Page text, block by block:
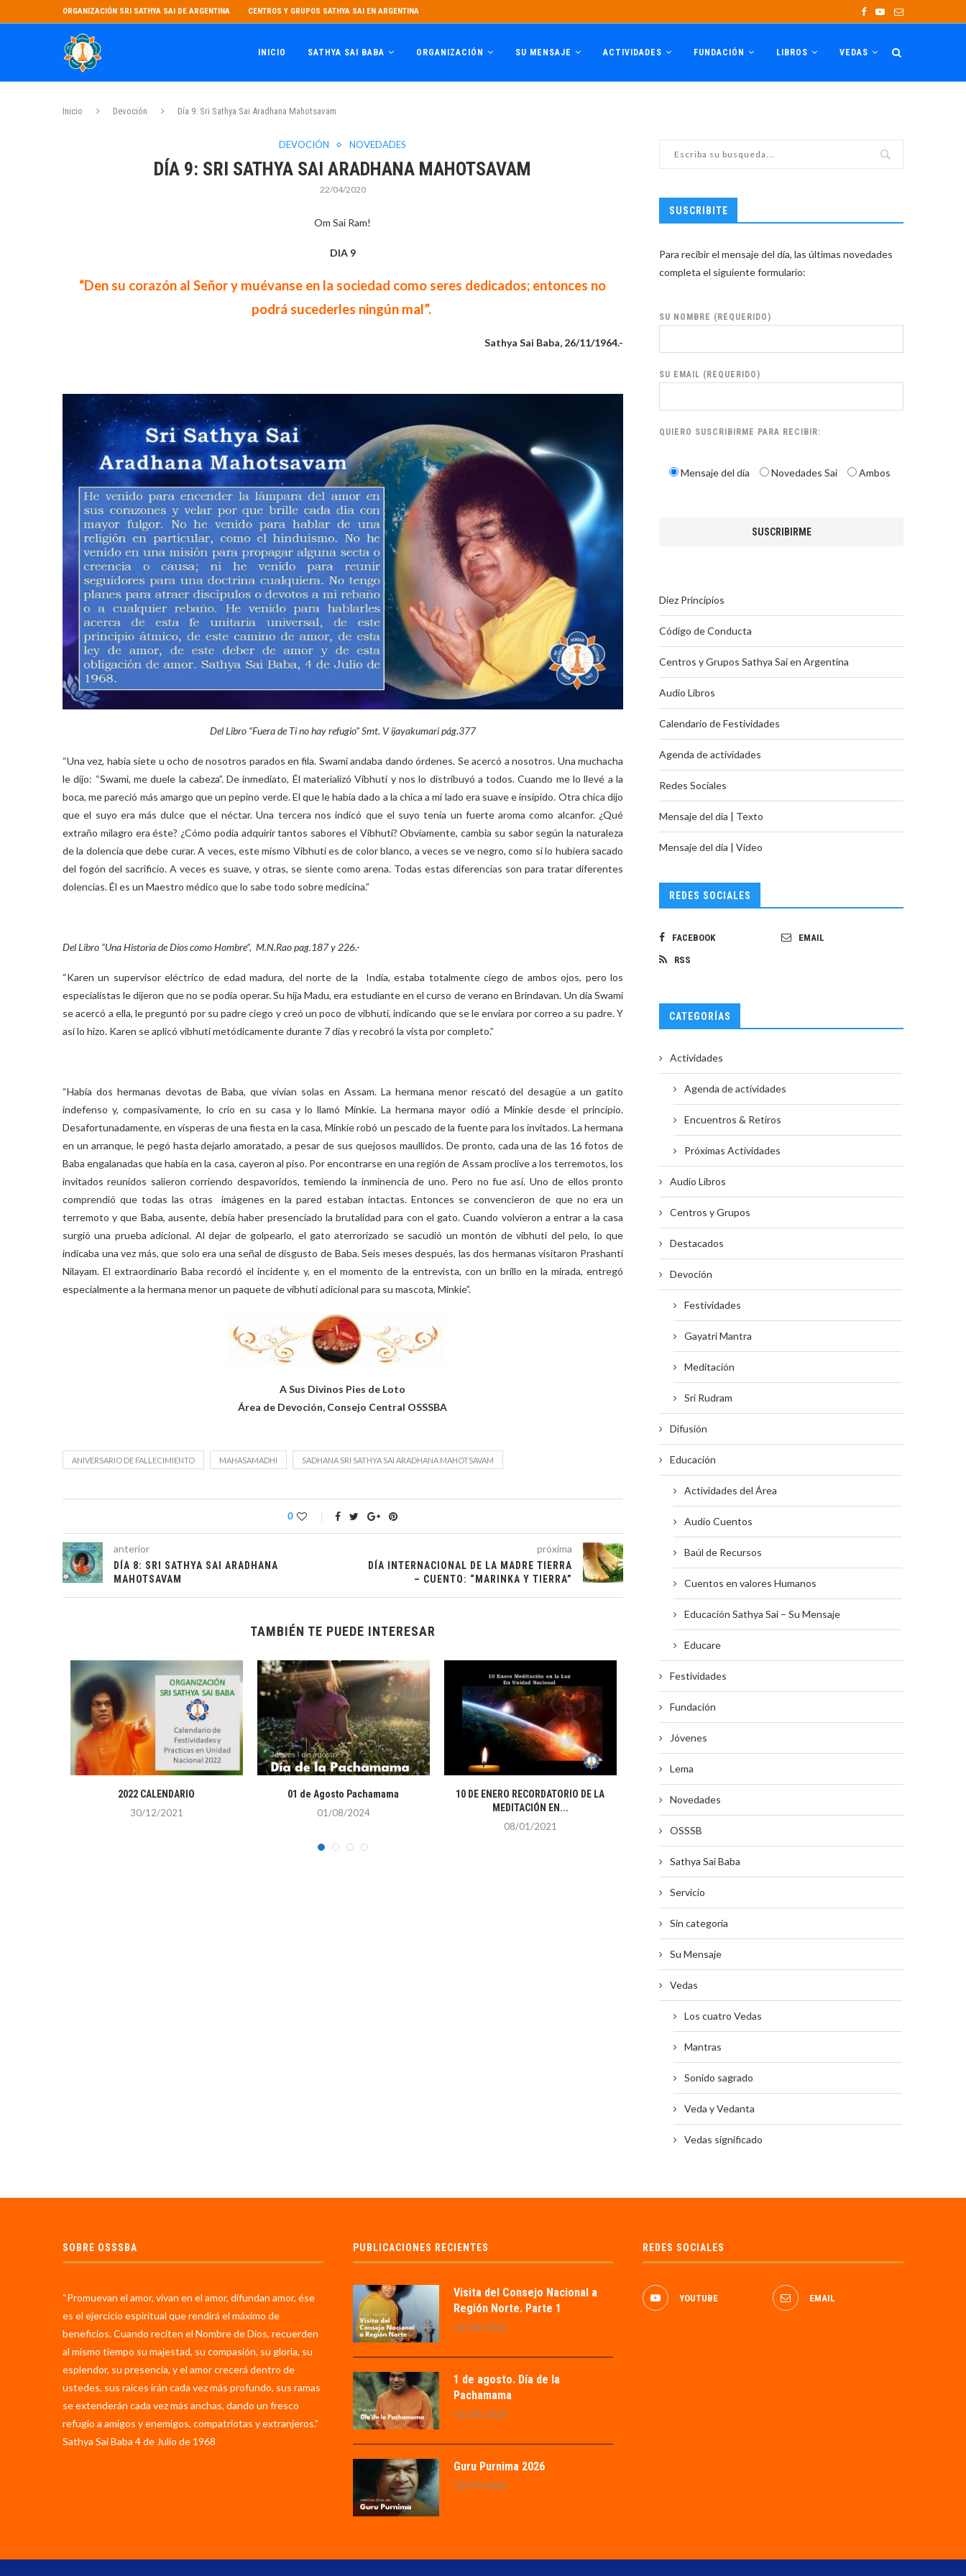
ORGANIZACIÓN SRI SATHYA SAI DE ARGENTINA CENTROS Y GRUPOS SATHYA SAI EN ARGENTINA
INICIO SATHYA SAI BABA ORGANIZACIÓN SU MENSAJE ACTIVIDADES FUNDACIÓN LIBROS VEDAS
Inicio Devoción Día 9: Sri Sathya Sai Aradhana Mahotsavam
DEVOCIÓN NOVEDADES
DÍA 9: SRI SATHYA SAI ARADHANA MAHOTSAVAM
22/04/2020
Om Sai Ram!
DIA 9
“Den su corazón al Señor y muévanse en la sociedad como seres dedicados; entonces no
podrá sucederles ningún mal”.
Sathya Sai Baba, 26/11/1964.-
Del Libro “Fuera de Ti no hay refugio” Smt. V ijayakumari pág.377
“Una vez, había siete u ocho de nosotros parados en fila. Swami andaba dando órdenes. Se acercó a nosotros. Una muchacha
le dijo: “Swami, me duele la cabeza”. De inmediato, Él materializó Vibhuti y nos lo distribuyó a todos. Cuando me lo llevé a la
boca, me pareció más amargo que un pepino verde. El que le había dado a la chica a mi lado era suave e insípido. Otra chica dijo
que el suyo era más dulce que el néctar. Una tercera nos indicó que el suyo tenía un fuerte aroma como alcanfor. ¿Qué
extraño milagro era éste? ¿Cómo podía adquirir tantos sabores el Vibhuti? Obviamente, cambia su sabor según la naturaleza
de la dolencia que debe curar. A veces, este mismo Vibhuti es de color blanco, a veces se ve negro, como si lo hubiera sacado
del fogón del sacrificio. A veces es suave, y otras, se siente como arena. Todas estas diferencias son para tratar diferentes
dolencias. Él es un Maestro médico que lo sabe todo sobre medicina.”
Del Libro “Una Historia de Dios como Hombre”, M.N.Rao pag.187 y 226.-
“Karen un supervisor eléctrico de edad madura, del norte de la India, estaba totalmente ciego de ambos ojos, pero los
especialistas le dijeron que no se podía operar. Su hija Madu, era estudiante en el curso de verano en Brindavan. Un día Swami
se acercó a ella, le preguntó por su padre ciego y creó un poco de vibhuti, indicando que se le enviara por correo a su padre. Y
así lo hizo. Karen se aplicó vibhuti metódicamente durante 7 días y recobró la vista por completo.”
“Había dos hermanas devotas de Baba, que vivían solas en Assam. La hermana menor rescató del desagüe a un gatito
indefenso y, compasivamente, lo crío en su casa y lo llamó Minkie. La hermana mayor odió a Minkie desde el principio.
Desafortunadamente, en vísperas de una fiesta en la casa, Minkie robó un pescado de la fuente para los invitados. La hermana
en un arranque, le pegó hasta dejarlo amoratado, a pesar de sus quejosos maullidos. De pronto, cada una de las 16 fotos de
Baba engalanadas que había en la casa, cayeron al piso. Por encontrarse en una región de Assam proclive a los terremotos, los
invitados reunidos salieron corriendo despavoridos, temiendo la inminencia de uno. Pero no fue así. Uno de ellos pronto
comprendió que todas las otras imágenes en la pared estaban intactas. Entonces se convencieron de que no era un
terremoto y que Baba, ausente, debía haber presenciado la brutalidad para con el gato. Cuando volvieron a entrar a la casa
surgió una prueba adicional. Al dejar de golpearlo, el gato aterrorizado se sacudió un montón de vibhuti del pelo, lo que
indicaba una vez más, que solo era una señal de disgusto de Baba. Seis meses después, las dos hermanas visitaron Prashanti
Nilayam. El extraordinario Baba recordó el incidente y, en el momento de la entrevista, con un brillo en la mirada, entregó
especialmente a la hermana menor un paquete de vibhuti adicional para su mascota, Minkie”.
A Sus Divinos Pies de Loto
Área de Devoción, Consejo Central OSSSBA
ANIVERSARIO DE FALLECIMIENTO MAHASAMADHI SADHANA SRI SATHYA SAI ARADHANA MAHOTSAVAM
0
anterior
DÍA 8: SRI SATHYA SAI ARADHANA
MAHOTSAVAM
próxima
DÍA INTERNACIONAL DE LA MADRE TIERRA
– CUENTO: “MARINKA Y TIERRA”
TAMBIÉN TE PUEDE INTERESAR
2022 CALENDARIO
30/12/2021
01 de Agosto Pachamama
01/08/2024
10 DE ENERO RECORDATORIO DE LA
MEDITACIÓN EN...
08/01/2021
07 de Septiembre ROSH HASHANA
04/09/2021
26/07/2019
SUSCRIBITE
Para recibir el mensaje del día, las últimas novedades
completa el siguiente formulario:
SU NOMBRE (REQUERIDO)
SU EMAIL (REQUERIDO)
QUIERO SUSCRIBIRME PARA RECIBIR:
Mensaje del día Novedades Sai Ambos
Diez Principios
Código de Conducta
Centros y Grupos Sathya Sai en Argentina
Audio Libros
Calendario de Festividades
Agenda de actividades
Redes Sociales
Mensaje del día | Texto
Mensaje del día | Video
REDES SOCIALES
FACEBOOK EMAIL
RSS
CATEGORÍAS
Actividades
Agenda de actividades
Encuentros & Retiros
Próximas Actividades
Audio Libros
Centros y Grupos
Destacados
Devoción
Festividades
Gayatri Mantra
Meditación
Sri Rudram
Difusión
Educación
Actividades del Área
Audio Cuentos
Baúl de Recursos
Cuentos en valores Humanos
Educación Sathya Sai – Su Mensaje
Educare
Festividades
Fundación
Jóvenes
Lema
Novedades
OSSSB
Sathya Sai Baba
Servicio
Sin categoría
Su Mensaje
Vedas
Los cuatro Vedas
Mantras
Sonido sagrado
Veda y Vedanta
Vedas significado
SOBRE OSSSBA
“Promuevan el amor, vivan en el amor, difundan amor, ése
es el ejercicio espiritual que rendirá el máximo de
beneficios. Cuando reciten el Nombre de Dios, recuerden
al mismo tiempo su majestad, su compasión, su gloria, su
esplendor, su presencia, y el amor crecerá dentro de
ustedes, sus raíces irán cada vez más profundo, sus ramas
se extenderán cada vez más anchas, dando un fresco
refugio a amigos y enemigos, compatriotas y extranjeros.”
Sathya Sai Baba 4 de Julio de 1968
PUBLICACIONES RECIENTES
Visita del Consejo Nacional a
Región Norte. Parte 1
02/08/2026
1 de agosto. Día de la
Pachamama
01/08/2026
Guru Purnima 2026
29/07/2026
REDES SOCIALES
YOUTUBE EMAIL